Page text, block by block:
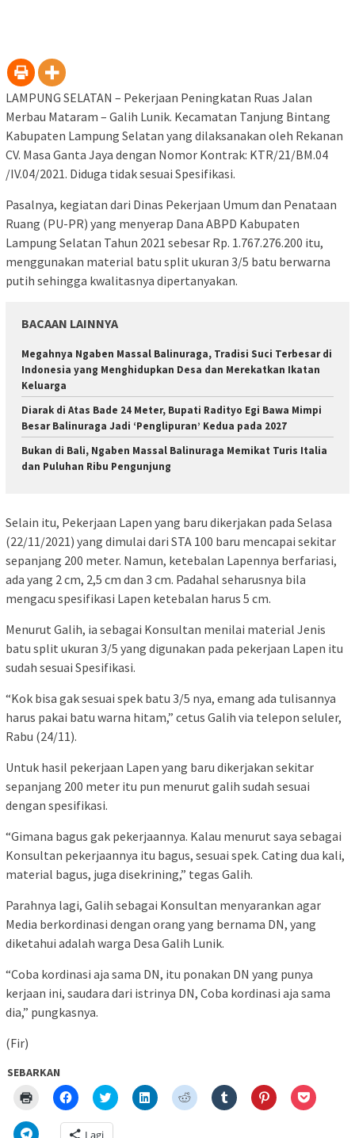
LAMPUNG SELATAN – Pekerjaan Peningkatan Ruas Jalan
Merbau Mataram – Galih Lunik. Kecamatan Tanjung Bintang
Kabupaten Lampung Selatan yang dilaksanakan oleh Rekanan
CV. Masa Ganta Jaya dengan Nomor Kontrak: KTR/21/BM.04
/IV.04/2021. Diduga tidak sesuai Spesifikasi.
Pasalnya, kegiatan dari Dinas Pekerjaan Umum dan Penataan
Ruang (PU-PR) yang menyerap Dana ABPD Kabupaten
Lampung Selatan Tahun 2021 sebesar Rp. 1.767.276.200 itu,
menggunakan material batu split ukuran 3/5 batu berwarna
putih sehingga kwalitasnya dipertanyakan.
BACAAN LAINNYA
Megahnya Ngaben Massal Balinuraga, Tradisi Suci Terbesar di
Indonesia yang Menghidupkan Desa dan Merekatkan Ikatan
Keluarga
Diarak di Atas Bade 24 Meter, Bupati Radityo Egi Bawa Mimpi
Besar Balinuraga Jadi ‘Penglipuran’ Kedua pada 2027
Bukan di Bali, Ngaben Massal Balinuraga Memikat Turis Italia
dan Puluhan Ribu Pengunjung
Selain itu, Pekerjaan Lapen yang baru dikerjakan pada Selasa
(22/11/2021) yang dimulai dari STA 100 baru mencapai sekitar
sepanjang 200 meter. Namun, ketebalan Lapennya berfariasi,
ada yang 2 cm, 2,5 cm dan 3 cm. Padahal seharusnya bila
mengacu spesifikasi Lapen ketebalan harus 5 cm.
Menurut Galih, ia sebagai Konsultan menilai material Jenis
batu split ukuran 3/5 yang digunakan pada pekerjaan Lapen itu
sudah sesuai Spesifikasi.
“Kok bisa gak sesuai spek batu 3/5 nya, emang ada tulisannya
harus pakai batu warna hitam,” cetus Galih via telepon seluler,
Rabu (24/11).
Untuk hasil pekerjaan Lapen yang baru dikerjakan sekitar
sepanjang 200 meter itu pun menurut galih sudah sesuai
dengan spesifikasi.
“Gimana bagus gak pekerjaannya. Kalau menurut saya sebagai
Konsultan pekerjaannya itu bagus, sesuai spek. Cating dua kali,
material bagus, juga disekrining,” tegas Galih.
Parahnya lagi, Galih sebagai Konsultan menyarankan agar
Media berkordinasi dengan orang yang bernama DN, yang
diketahui adalah warga Desa Galih Lunik.
“Coba kordinasi aja sama DN, itu ponakan DN yang punya
kerjaan ini, saudara dari istrinya DN, Coba kordinasi aja sama
dia,” pungkasnya.
(Fir)
SEBARKAN
untuk
di
Klik
untuk
di
Klik
untuk
pada
Klik
untuk
Klik
untuk
Klik
untuk
Klik
untuk
Klik
untuk
Klik Lagi